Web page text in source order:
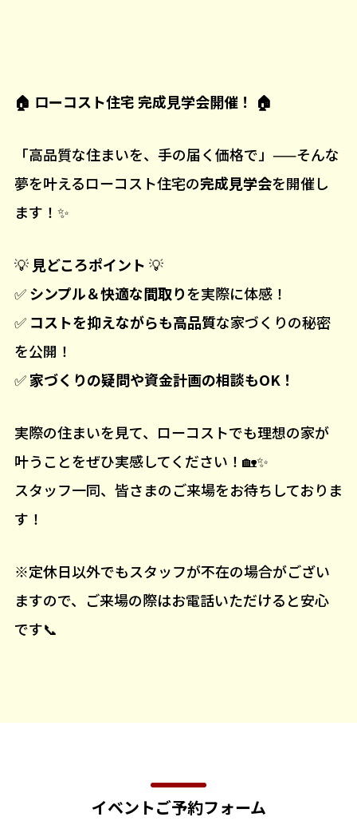
🏠 ローコスト住宅 完成見学会開催！ 🏠
「高品質な住まいを、手の届く価格で」——そんな
夢を叶えるローコスト住宅の完成見学会を開催し
ます！✨
💡 見どころポイント 💡
✅シンプル＆快適な間取りを実際に体感！
✅ コストを抑えながらも高品質な家づくりの秘密
を公開！
✅家づくりの疑問や資金計画の相談もOK！
実際の住まいを見て、ローコストでも理想の家が
叶うことをぜひ実感してください！🏡✨
スタッフ一同、皆さまのご来場をお待ちしておりま
す！
※定休日以外でもスタッフが不在の場合がござい
ますので、ご来場の際はお電話いただけると安心
です📞
イベントご予約フォーム